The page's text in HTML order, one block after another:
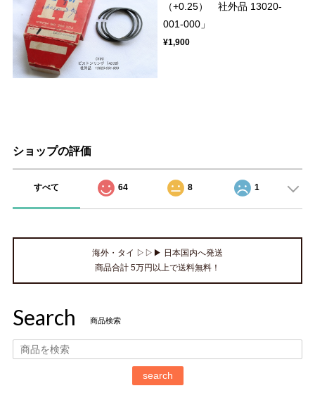
（+0.25） 社外品 13020-
001-000」
¥1,900
ショップの評価
すべて 64 8 1
海外・タイ ▷▷▶ 日本国内へ発送
商品合計 5万円以上で送料無料！
Search 商品検索
search